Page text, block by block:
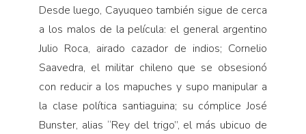
Desde luego, Cayuqueo también sigue de cerca
a los malos de la película: el general argentino
Julio Roca, airado cazador de indios; Cornelio
Saavedra, el militar chileno que se obsesionó
con reducir a los mapuches y supo manipular a
la clase política santiaguina; su cómplice José
Bunster, alias “Rey del trigo”, el más ubicuo de